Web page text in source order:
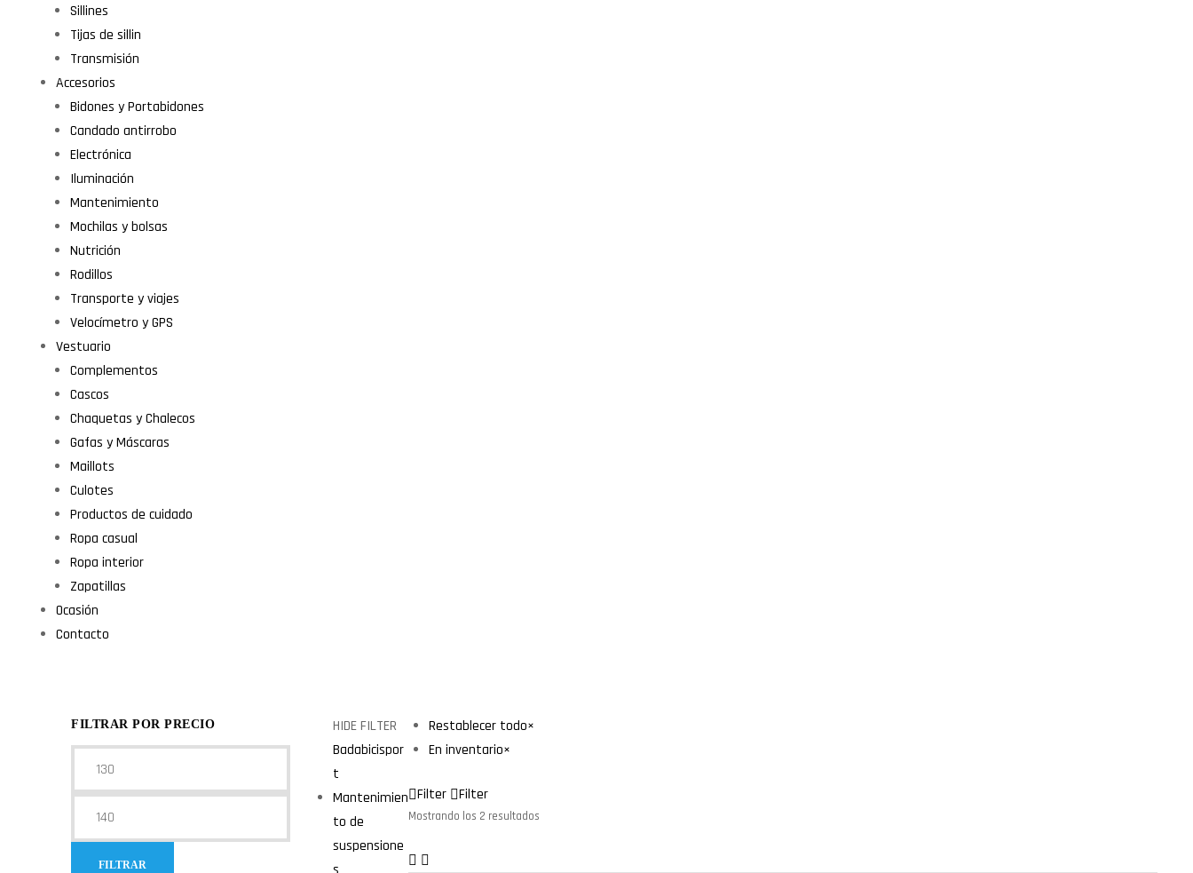
Sillines
Tijas de sillin
Transmisión
Accesorios
Bidones y Portabidones
Candado antirrobo
Electrónica
Iluminación
Mantenimiento
Mochilas y bolsas
Nutrición
Rodillos
Transporte y viajes
Velocímetro y GPS
Vestuario
Complementos
Cascos
Chaquetas y Chalecos
Gafas y Máscaras
Maillots
Culotes
Productos de cuidado
Ropa casual
Ropa interior
Zapatillas
Ocasión
Contacto
Restablecer todo×
En inventario×
Filter Filter
Mostrando los 2 resultados
FILTRAR POR PRECIO
FILTRAR
HIDE FILTER
Badabicispor
t
Mantenimien
to de
suspensione